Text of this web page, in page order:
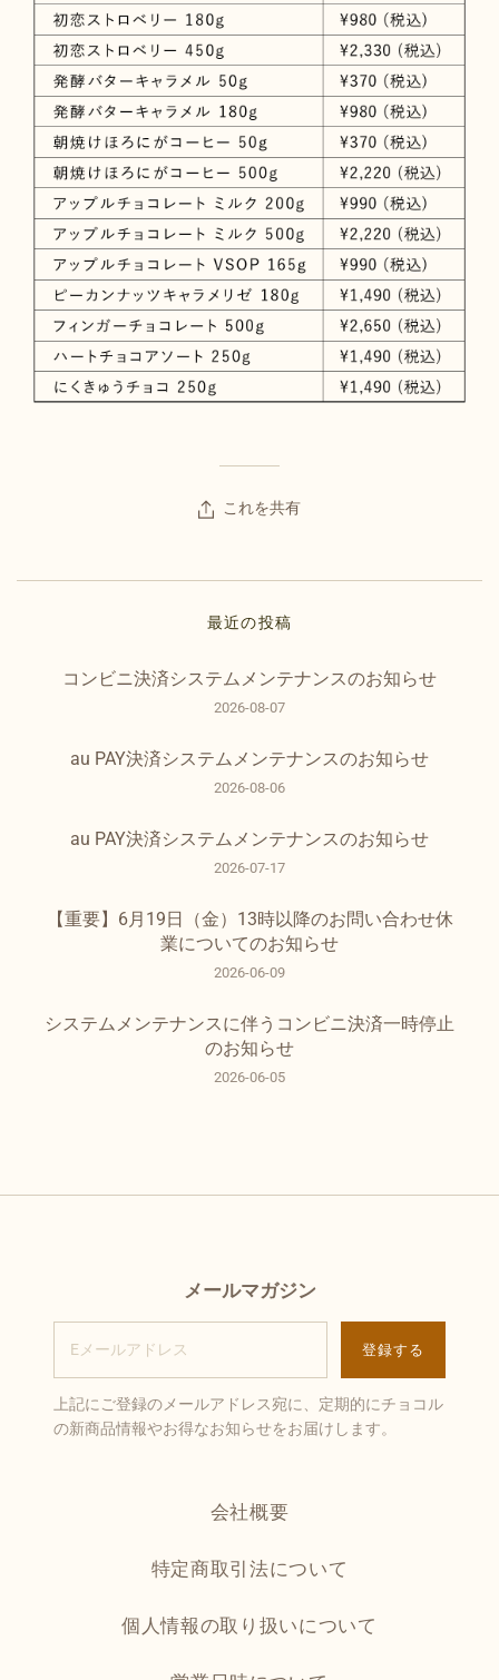
これを共有
最近の投稿
コンビニ決済システムメンテナンスのお知らせ
2026-08-07
au PAY決済システムメンテナンスのお知らせ
2026-08-06
au PAY決済システムメンテナンスのお知らせ
2026-07-17
【重要】6月19日（金）13時以降のお問い合わせ休
業についてのお知らせ
2026-06-09
システムメンテナンスに伴うコンビニ決済一時停止
のお知らせ
2026-06-05
メールマガジン
上記にご登録のメールアドレス宛に、定期的にチョコル
の新商品情報やお得なお知らせをお届けします。
会社概要
特定商取引法について
個人情報の取り扱いについて